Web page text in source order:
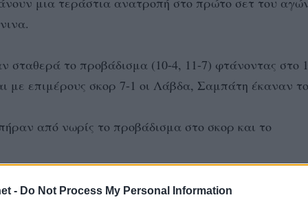
- Do Not Process My Personal Information
σταθερά το προβάδισμα (10-4, 11-7) φτάνοντας στο
με επιμέρους σκορ 7-1 οι Λάβδα, Σαμπάτη έκαναν
από νωρίς το προβάδισμα στο σκορ και το
Καραγκούνη, Χρυσάνθη Χριστοδούλου όπως